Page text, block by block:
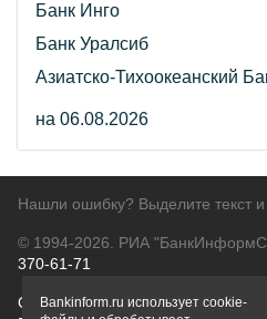
Банк Инго
Банк Уралсиб
Азиатско-Тихоокеанский
на 06.08.2026
Нашли ошибку? Выделите текст
© 1994-2026. РИА
370-61-71
О проектеПолитика
Bankinform.ru использует cookie-